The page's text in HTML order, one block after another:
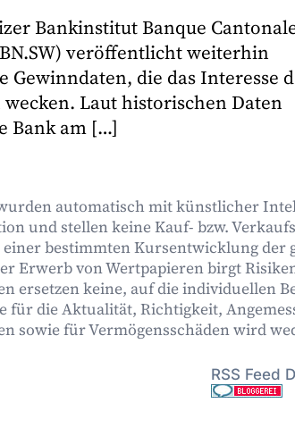
Bankinstitut Banque
veröffentlicht weiterhin
Gewinndaten, die das Interesse
Laut historischen Daten
Bank am […]
automatisch mit künstlicher
und stellen keine Kauf- bzw.
bestimmten Kursentwicklung
Erwerb von Wertpapieren birgt
ersetzen keine, auf die individuellen
für die Aktualität, Richtigkeit,
sowie für Vermögensschäden wird
RSS Feed